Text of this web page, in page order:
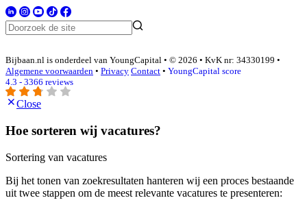
Bijbaan.nl is onderdeel van YoungCapital • © 2026 • KvK nr: 34330199 •
Algemene voorwaarden • Privacy Contact • YoungCapital score
4.3 - 3366 reviews
Close
Hoe sorteren wij vacatures?
Sortering van vacatures
Bij het tonen van zoekresultaten hanteren wij een proces bestaande
uit twee stappen om de meest relevante vacatures te presenteren: